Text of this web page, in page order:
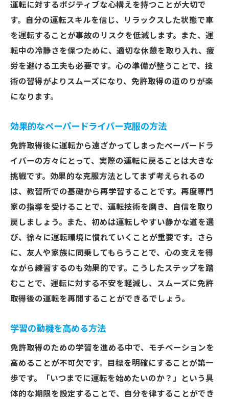
運転に対するポジティブな心構えを持つことが大切で
す。自分の運転スキルを信じ、リラックスした状態で車
を運転することが事故のリスクを低減します。また、運
転中の冷静さを保つために、適切な休憩を取り入れ、疲
労を避ける工夫も必要です。心の準備が整うことで、技
術の習得がよりスムーズになり、免許取得の道のりが楽
になります。
効果的なペーパードライバー克服の方法
免許取得後に運転から遠ざかってしまったペーパードラ
イバーの方々にとって、実際の運転に戻ることは大きな
挑戦です。効果的な克服方法としてまず考えられるの
は、教習所での基礎から再学習することです。再度専門
家の指導を受けることで、運転技術を磨き、自信を取り
戻しましょう。また、初めは運転しやすい静かな道を選
び、徐々に運転環境に慣れていくことが重要です。さら
に、友人や家族に同乗してもらうことで、心の支えを得
ながら練習するのも効果的です。こうしたステップを踏
むことで、運転に対する不安を軽減し、スムーズに免許
取得後の運転を再開することができるでしょう。
学習の動機を高める方法
免許取得のための学習を進める中で、モチベーションを
高めることが不可欠です。目標を明確にすることが第一
歩です。「いつまでに運転を始めたいのか？」という具
体的な期限を設定することで、自分を律することができ